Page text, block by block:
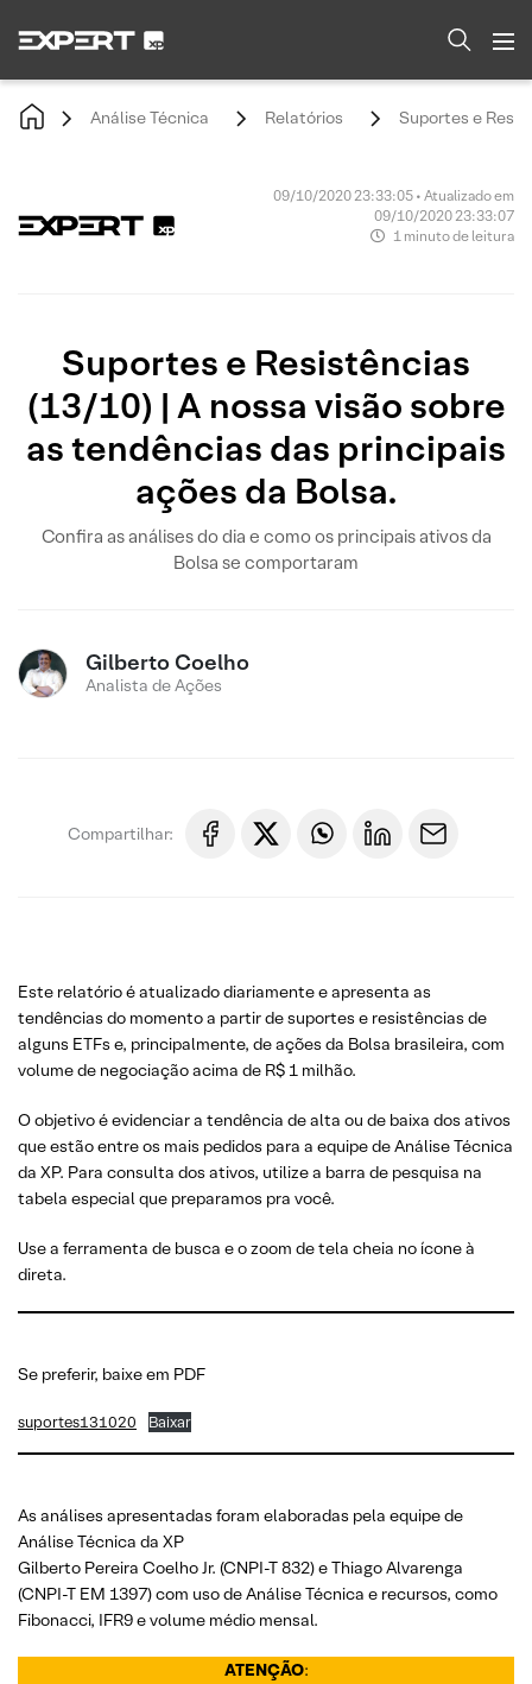
Análise Técnica Relatórios Suportes e
09/10/2020 23:33:05 • Atualizado em
09/10/2020 23:33:07
1 minuto de leitura
Suportes e Resistências
(13/10) | A nossa visão sobre
as tendências das principais
ações da Bolsa.
Confira as análises do dia e como os principais ativos da
Bolsa se comportaram
Gilberto Coelho
Analista de Ações
Compartilhar:
Este relatório é atualizado diariamente e apresenta as
tendências do momento a partir de suportes e resistências de
alguns ETFs e, principalmente, de ações da Bolsa brasileira, com
volume de negociação acima de R$ 1 milhão.
O objetivo é evidenciar a tendência de alta ou de baixa dos ativos
que estão entre os mais pedidos para a equipe de Análise Técnica
da XP. Para consulta dos ativos, utilize a barra de pesquisa na
tabela especial que preparamos pra você.
Use a ferramenta de busca e o zoom de tela cheia no ícone à
direta.
Se preferir, baixe em PDF
suportes131020 Baixar
As análises apresentadas foram elaboradas pela equipe de
Análise Técnica da XP
Gilberto Pereira Coelho Jr. (CNPI-T 832) e Thiago Alvarenga
(CNPI-T EM 1397) com uso de Análise Técnica e recursos, como
Fibonacci, IFR9 e volume médio mensal.
ATENÇÃO: